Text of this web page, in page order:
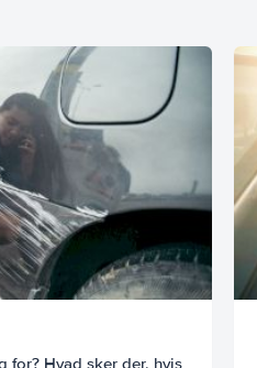
for? Hvad sker der, hvis